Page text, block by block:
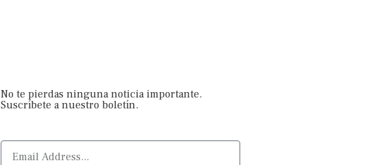
No te pierdas ninguna noticia importante.
Suscríbete a nuestro boletín.